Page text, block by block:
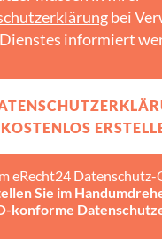
bei
informiert
KOSTENLOS
eRecht24 Datenschutz-
Sie im
konforme